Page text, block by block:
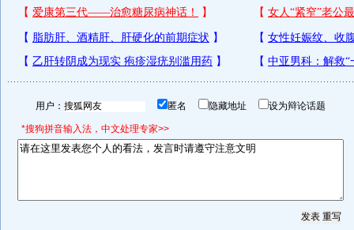
用户： 匿名 隐藏地址 设为辩论话题
*搜狗拼音输入法，中文处理专家>>